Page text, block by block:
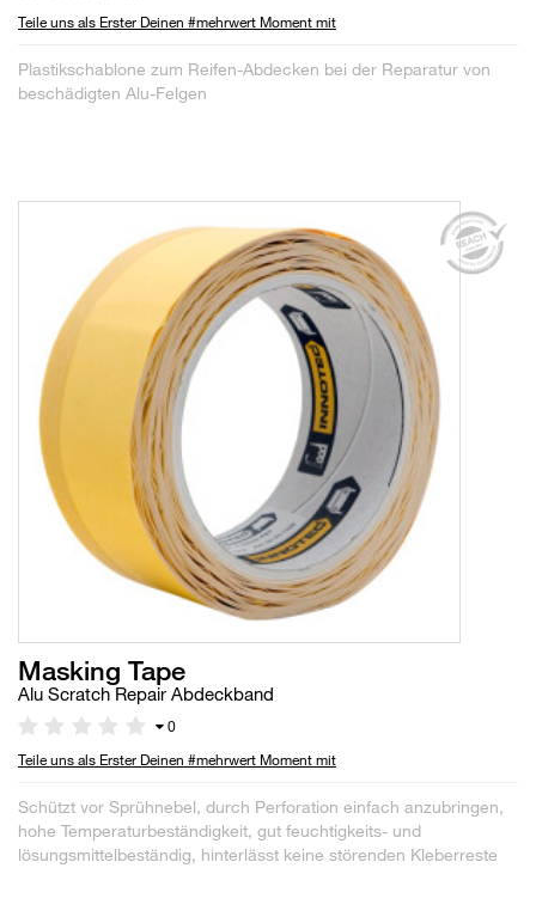
Teile uns als Erster Deinen #mehrwert Moment mit
Plastikschablone zum Reifen-Abdecken bei der Reparatur von
beschädigten Alu-Felgen
Masking Tape
Alu Scratch Repair Abdeckband
0
Teile uns als Erster Deinen #mehrwert Moment mit
Schützt vor Sprühnebel, durch Perforation einfach anzubringen,
hohe Temperaturbeständigkeit, gut feuchtigkeits- und
lösungsmittelbeständig, hinterlässt keine störenden Kleberreste